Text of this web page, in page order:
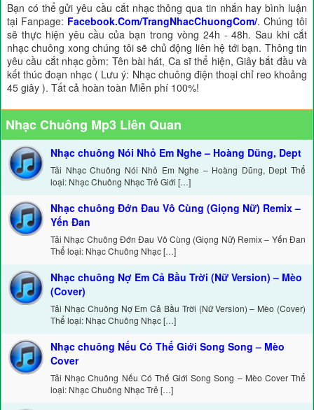
Bạn có thể gửi yêu cầu cắt nhạc thông qua tin nhắn hay bình luận
tại Fanpage: Facebook.Com/TrangNhacChuongCom/. Chúng tôi
sẽ thực hiện yêu cầu của bạn trong vòng 24h - 48h. Sau khi cắt
nhạc chuông xong chúng tôi sẽ chủ động liên hệ tới bạn. Thông tin
yêu cầu cắt nhạc gồm: Tên bài hát, Ca sĩ thể hiện, Giây bắt đầu và
kết thúc đoạn nhạc ( Lưu ý: Nhạc chuông điện thoại chỉ reo khoảng
45 giây ). Tất cả hoàn toàn Miễn phí 100%!
Nhạc Chuông Mp3 Liên Quan
Nhạc chuông Nói Nhỏ Em Nghe – Hoàng Dũng, Dept
Tải Nhạc Chuông Nói Nhỏ Em Nghe – Hoàng Dũng, Dept Thể
loại: Nhạc Chuông Nhạc Trẻ Giới […]
Nhạc chuông Đớn Đau Vô Cùng (Giọng Nữ) Remix –
Yến Đan
Tải Nhạc Chuông Đớn Đau Vô Cùng (Giọng Nữ) Remix – Yến Đan
Thể loại: Nhạc Chuông Nhạc […]
Nhạc chuông Nợ Em Cả Bầu Trời (Nữ Version) – Mèo
(Cover)
Tải Nhạc Chuông Nợ Em Cả Bầu Trời (Nữ Version) – Mèo (Cover)
Thể loại: Nhạc Chuông Nhạc […]
Nhạc chuông Nếu Có Thế Giới Song Song – Mèo
Cover
Tải Nhạc Chuông Nếu Có Thế Giới Song Song – Mèo Cover Thể
loại: Nhạc Chuông Nhạc Trẻ […]